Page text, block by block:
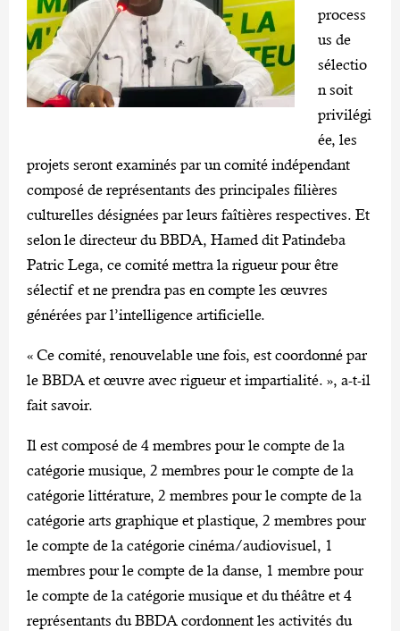
process
us de
sélectio
n soit
privilégi
ée, les
projets seront examinés par un comité indépendant
composé de représentants des principales filières
culturelles désignées par leurs faîtières respectives. Et
selon le directeur du BBDA, Hamed dit Patindeba
Patric Lega, ce comité mettra la rigueur pour être
sélectif et ne prendra pas en compte les œuvres
générées par l’intelligence artificielle.
« Ce comité, renouvelable une fois, est coordonné par
le BBDA et œuvre avec rigueur et impartialité. », a-t-il
fait savoir.
Il est composé de 4 membres pour le compte de la
catégorie musique, 2 membres pour le compte de la
catégorie littérature, 2 membres pour le compte de la
catégorie arts graphique et plastique, 2 membres pour
le compte de la catégorie cinéma/audiovisuel, 1
membres pour le compte de la danse, 1 membre pour
le compte de la catégorie musique et du théâtre et 4
représentants du BBDA cordonnent les activités du